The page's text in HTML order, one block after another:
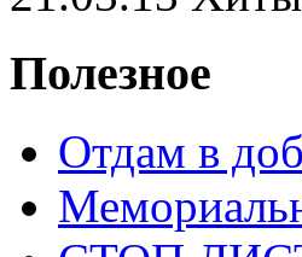
Полезное
Отдам в